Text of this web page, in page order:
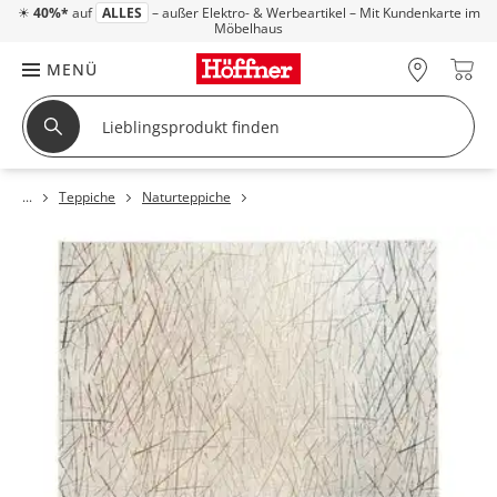
☀ 40%* auf ALLES – außer Elektro- & Werbeartikel – Mit Kundenkarte im
Möbelhaus
MENÜ
Teppiche Naturteppiche